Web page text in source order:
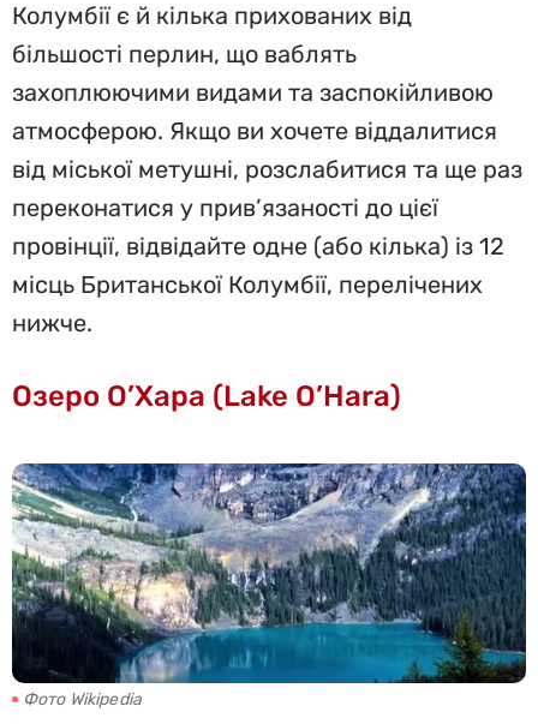
Колумбії є й кілька прихованих від
більшості перлин, що ваблять
захоплюючими видами та заспокійливою
атмосферою. Якщо ви хочете віддалитися
від міської метушні, розслабитися та ще раз
переконатися у прив’язаності до цієї
провінції, відвідайте одне (або кілька) із 12
місць Британської Колумбії, перелічених
нижче.
Озеро О’Хара (Lake O’Hara)
Фото Wikipedia